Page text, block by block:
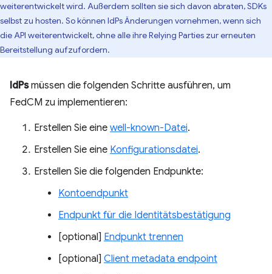
weiterentwickelt wird. Außerdem sollten sie sich davon abraten, SDKs
selbst zu hosten. So können IdPs Änderungen vornehmen, wenn sich
die API weiterentwickelt, ohne alle ihre Relying Parties zur erneuten
Bereitstellung aufzufordern.
IdPsmüssen die folgenden Schritte ausführen, um
FedCM zu implementieren:
Erstellen Sie eine well-known-Datei.
Erstellen Sie eine Konfigurationsdatei.
Erstellen Sie die folgenden Endpunkte:
Kontoendpunkt
Endpunkt für die Identitätsbestätigung
[optional] Endpunkt trennen
[optional] Client metadata endpoint